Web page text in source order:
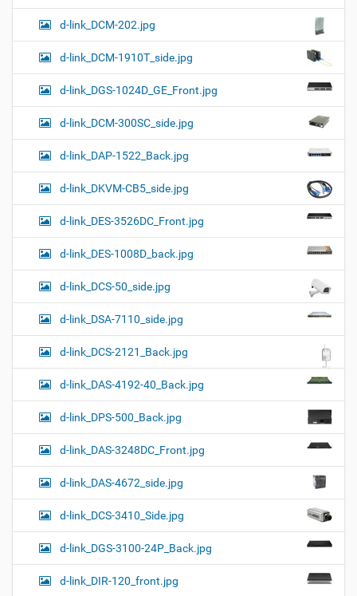
d-link_DCM-202.jpg
d-link_DCM-1910T_side.jpg
d-link_DGS-1024D_GE_Front.jpg
d-link_DCM-300SC_side.jpg
d-link_DAP-1522_Back.jpg
d-link_DKVM-CB5_side.jpg
d-link_DES-3526DC_Front.jpg
d-link_DES-1008D_back.jpg
d-link_DCS-50_side.jpg
d-link_DSA-7110_side.jpg
d-link_DCS-2121_Back.jpg
d-link_DAS-4192-40_Back.jpg
d-link_DPS-500_Back.jpg
d-link_DAS-3248DC_Front.jpg
d-link_DAS-4672_side.jpg
d-link_DCS-3410_Side.jpg
d-link_DGS-3100-24P_Back.jpg
d-link_DIR-120_front.jpg